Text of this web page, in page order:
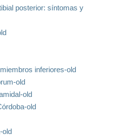
posterior: síntomas y
inferiores-old
old
old
old
old